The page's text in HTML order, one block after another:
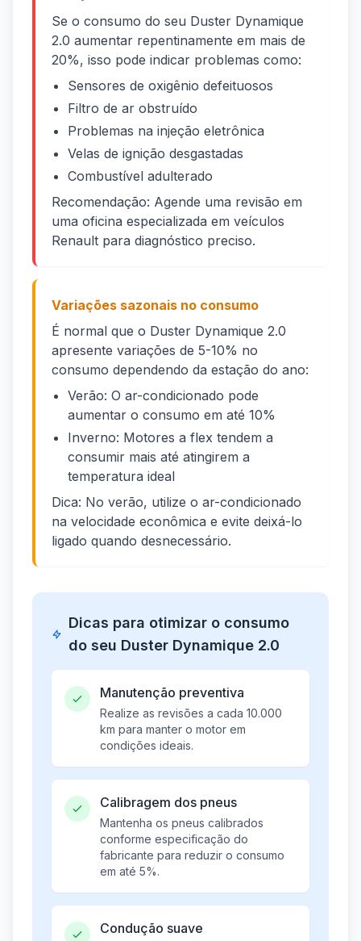
Se o consumo do seu Duster Dynamique
2.0 aumentar repentinamente em mais de
20%, isso pode indicar problemas como:
Sensores de oxigênio defeituosos
Filtro de ar obstruído
Problemas na injeção eletrônica
Velas de ignição desgastadas
Combustível adulterado
Recomendação: Agende uma revisão em
uma oficina especializada em veículos
Renault para diagnóstico preciso.
Variações sazonais no consumo
É normal que o Duster Dynamique 2.0
apresente variações de 5-10% no
consumo dependendo da estação do ano:
Verão: O ar-condicionado pode
aumentar o consumo em até 10%
Inverno: Motores a flex tendem a
consumir mais até atingirem a
temperatura ideal
Dica: No verão, utilize o ar-condicionado
na velocidade econômica e evite deixá-lo
ligado quando desnecessário.
Dicas para otimizar o consumo
do seu Duster Dynamique 2.0
Manutenção preventiva
Realize as revisões a cada 10.000
km para manter o motor em
condições ideais.
Calibragem dos pneus
Mantenha os pneus calibrados
conforme especificação do
fabricante para reduzir o consumo
em até 5%.
Condução suave